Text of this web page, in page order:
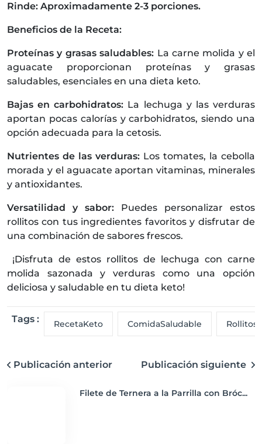
Rinde: Aproximadamente 2-3 porciones.
Beneficios de la Receta:
Proteínas y grasas saludables: La carne molida y el
aguacate proporcionan proteínas y grasas
saludables, esenciales en una dieta keto.
Bajas en carbohidratos: La lechuga y las verduras
aportan pocas calorías y carbohidratos, siendo una
opción adecuada para la cetosis.
Nutrientes de las verduras: Los tomates, la cebolla
morada y el aguacate aportan vitaminas, minerales
y antioxidantes.
Versatilidad y sabor: Puedes personalizar estos
rollitos con tus ingredientes favoritos y disfrutar de
una combinación de sabores frescos.
¡Disfruta de estos rollitos de lechuga con carne
molida sazonada y verduras como una opción
deliciosa y saludable en tu dieta keto!
Tags : RecetaKeto ComidaSaludable
Publicación anterior Publicación siguiente
Filete de Ternera a la Parrilla con Bróc...